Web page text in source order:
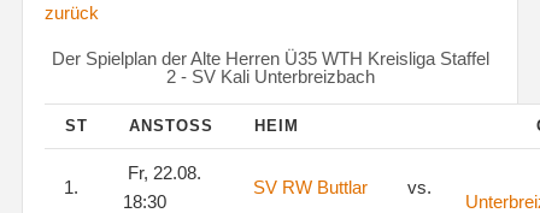
zurück
Der Spielplan der Alte Herren Ü35 WTH Kreisliga Staffel
2 - SV Kali Unterbreizbach
ST ANSTOSS HEIM
1.
Fr, 22.08.
18:30
SV RW Buttlar vs.